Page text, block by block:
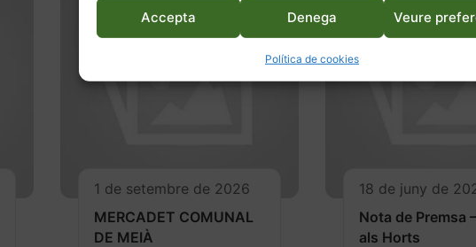
Accepta Denega Veure
Política de cookies
1 de setembre de 2026
MERCADET COMUNAL
DE MEIÀ
18 de juny de
Nota de Premsa
als Horts